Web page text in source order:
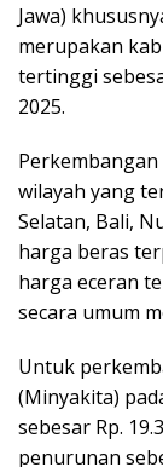
Jawa)
merupakan
tertinggi
2025.
wilayah yang
Selatan, Bali,
harga beras
harga eceran
secara umum
Untuk
(Minyakita)
sebesar Rp.
penurunan